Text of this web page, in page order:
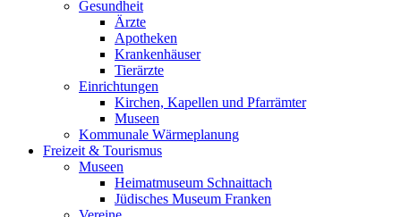
Gesundheit
Ärzte
Apotheken
Krankenhäuser
Tierärzte
Einrichtungen
Kirchen, Kapellen und Pfarrämter
Museen
Kommunale Wärmeplanung
Freizeit & Tourismus
Museen
Heimatmuseum Schnaittach
Jüdisches Museum Franken